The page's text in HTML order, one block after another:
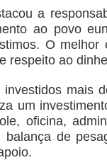
a
ao povo
O
respeito ao
investidos mais
um
oficina,
balança de